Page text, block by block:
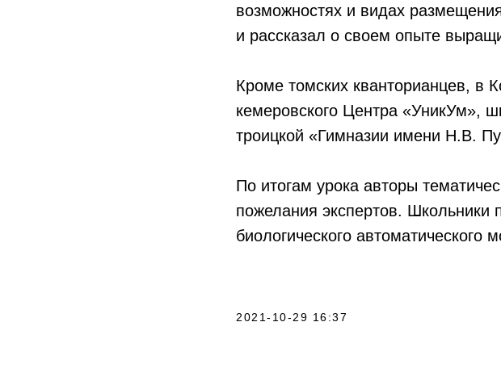
возможностях и видах
и рассказал о своем опыте
Кроме томских кванторианцев, в
кемеровского Центра «УникУм»,
троицкой «Гимназии имени Н.В.
По итогам урока авторы
пожелания экспертов. Школьники
биологического автоматического
2021-10-29 16:37